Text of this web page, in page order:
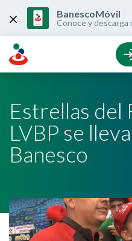
content
BanescoMóvil
Conoce y descarga
Estrellas del
LVBP se
Banesco